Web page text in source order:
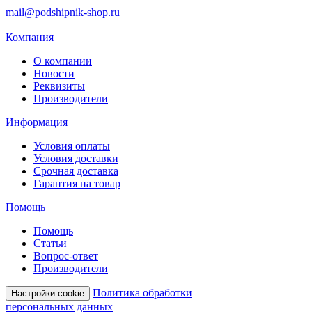
mail@podshipnik-shop.ru
Компания
О компании
Новости
Реквизиты
Производители
Информация
Условия оплаты
Условия доставки
Срочная доставка
Гарантия на товар
Помощь
Помощь
Статьи
Вопрос-ответ
Производители
Настройки cookie
Политика обработки
персональных данных